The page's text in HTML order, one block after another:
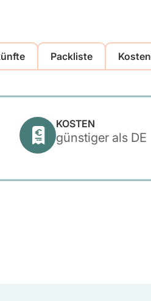
Packliste Kosten
KOSTEN
günstiger als DE